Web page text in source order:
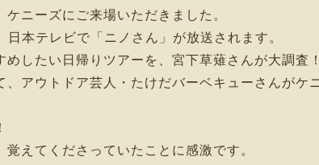
ニーズにご来場いただきました。
本テレビで「ニノさん」が放送されます。
したい日帰りツアーを、宮下草薙さんが大調査！
、アウトドア芸人・たけだバーベキューさんがケ
えてくださっていたことに感激です。